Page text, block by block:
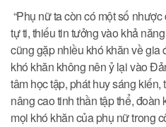
“Phụ nữ ta còn có một số
tự ti, thiếu tin tưởng vào khả
cũng gặp nhiều khó khăn về gia
khó khăn không nên ỷ lại vào
tâm học tập, phát huy sáng
nâng cao tinh thần tập thể,
mọi khó khăn của phụ nữ trong